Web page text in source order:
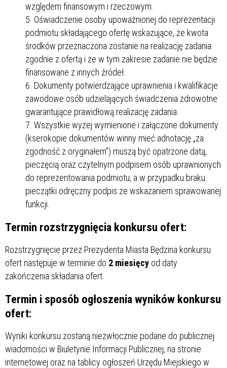
względem finansowym i rzeczowym.
Oświadczenie osoby upoważnionej do reprezentacji
podmiotu składającego ofertę wskazujące, że kwota
środków przeznaczona zostanie na realizację zadania
zgodnie z ofertą i że w tym zakresie zadanie nie będzie
finansowane z innych źródeł.
Dokumenty potwierdzające uprawnienia i kwalifikacje
zawodowe osób udzielających świadczenia zdrowotne
gwarantujące prawidłową realizację zadania.
Wszystkie wyżej wymienione i załączone dokumenty
(kserokopie dokumentów winny mieć adnotację „za
zgodność z oryginałem”) muszą być opatrzone datą,
pieczęcią oraz czytelnym podpisem osób uprawnionych
do reprezentowania podmiotu, a w przypadku braku
pieczątki odręczny podpis ze wskazaniem sprawowanej
funkcji.
Termin rozstrzygnięcia konkursu ofert:
Rozstrzygnięcie przez Prezydenta Miasta Będzina konkursu
ofert następuje w terminie do 2 miesięcy od daty
zakończenia składania ofert.
Termin i sposób ogłoszenia wyników konkursu
ofert:
Wyniki konkursu zostaną niezwłocznie podane do publicznej
wiadomości w Biuletynie Informacji Publicznej, na stronie
internetowej oraz na tablicy ogłoszeń Urzędu Miejskiego w